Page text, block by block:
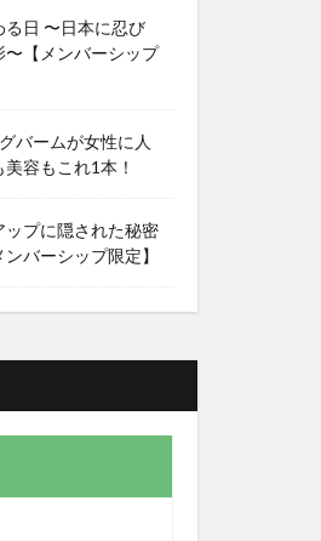
日 〜日本に忍び
【メンバーシップ
バームが女性に人
容もこれ1本！
プに隠された秘密
バーシップ限定】